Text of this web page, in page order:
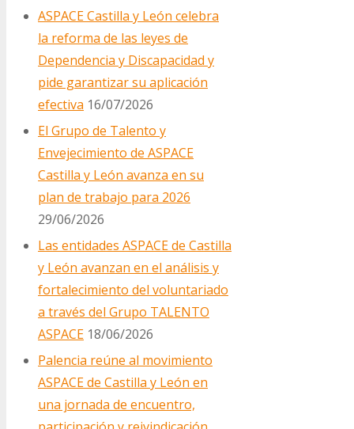
ASPACE Castilla y León celebra
la reforma de las leyes de
Dependencia y Discapacidad y
pide garantizar su aplicación
efectiva 16/07/2026
El Grupo de Talento y
Envejecimiento de ASPACE
Castilla y León avanza en su
plan de trabajo para 2026
29/06/2026
Las entidades ASPACE de Castilla
y León avanzan en el análisis y
fortalecimiento del voluntariado
a través del Grupo TALENTO
ASPACE 18/06/2026
Palencia reúne al movimiento
ASPACE de Castilla y León en
una jornada de encuentro,